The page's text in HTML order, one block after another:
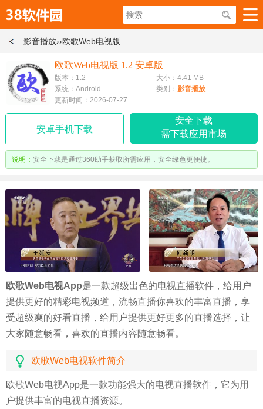
影音播放››欧歌Web电视版
欧歌Web电视版 1.2 安卓版
版本：1.2
大小：4.41 MB
系统：Android
类别： 影音播放
更新时间：2026-07-27
安卓手机下载
安全下载
需下载应用市场
说明： 安全下载是通过360助手获取所需应用，安全绿色更便捷。
欧歌Web电视App是一款超级出色的电视直播软件，给用户
提供更好的精彩电视频道，流畅直播你喜欢的丰富直播，享
受超级爽的好看直播，给用户提供更好更多的直播选择，让
大家随意畅看，喜欢的直播内容随意畅看。
欧歌Web电视软件简介
欧歌Web电视App是一款功能强大的电视直播软件，它为用
户提供丰富的电视直播资源。